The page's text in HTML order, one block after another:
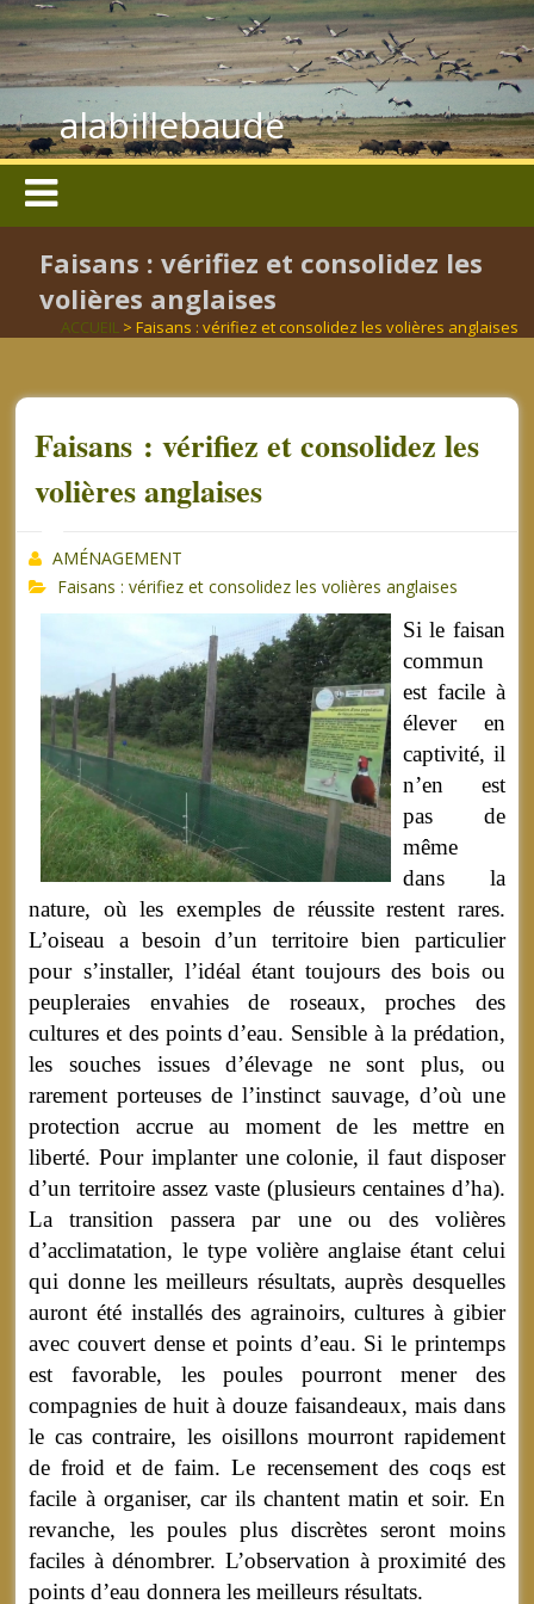
alabillebaude
Faisans : vérifiez et consolidez les
volières anglaises
ACCUEIL> Faisans : vérifiez et consolidez les volières anglaises
Faisans : vérifiez et consolidez les
volières anglaises
AMÉNAGEMENT
Faisans : vérifiez et consolidez les volières anglaises
Si le faisan
commun
est facile à
élever en
captivité, il
n’en est
pas de
même
dans la
nature, où les exemples de réussite restent rares.
L’oiseau a besoin d’un territoire bien particulier
pour s’installer, l’idéal étant toujours des bois ou
peupleraies envahies de roseaux, proches des
cultures et des points d’eau. Sensible à la prédation,
les souches issues d’élevage ne sont plus, ou
rarement porteuses de l’instinct sauvage, d’où une
protection accrue au moment de les mettre en
liberté. Pour implanter une colonie, il faut disposer
d’un territoire assez vaste (plusieurs centaines d’ha).
La transition passera par une ou des volières
d’acclimatation, le type volière anglaise étant celui
qui donne les meilleurs résultats, auprès desquelles
auront été installés des agrainoirs, cultures à gibier
avec couvert dense et points d’eau. Si le printemps
est favorable, les poules pourront mener des
compagnies de huit à douze faisandeaux, mais dans
le cas contraire, les oisillons mourront rapidement
de froid et de faim. Le recensement des coqs est
facile à organiser, car ils chantent matin et soir. En
revanche, les poules plus discrètes seront moins
faciles à dénombrer. L’observation à proximité des
points d’eau donnera les meilleurs résultats.